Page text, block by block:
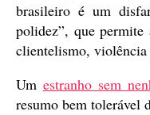
brasileiro é um
polidez”, que permite
clientelismo, violência
Um estranho sem
resumo bem tolerável